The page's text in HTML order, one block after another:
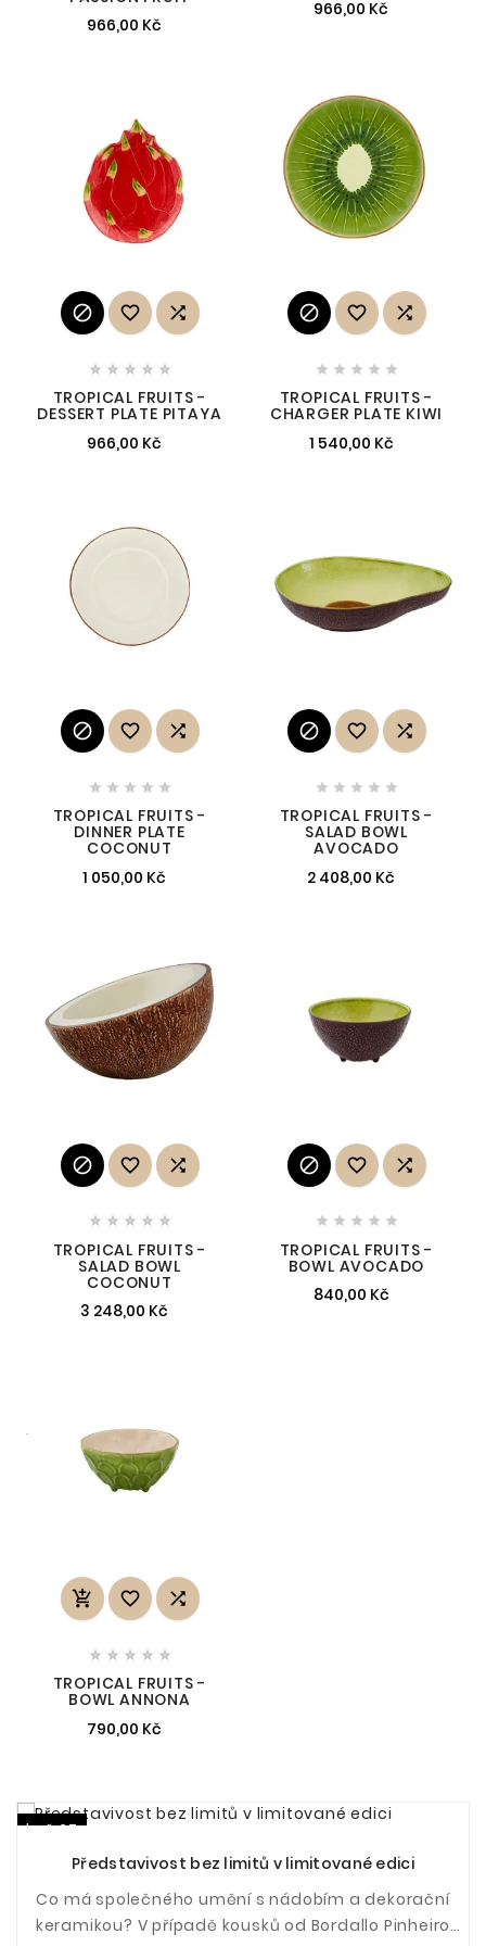
966,00 Kč
966,00 Kč
  
    
TROPICAL FRUITS -
DESSERT PLATE PITAYA
966,00 Kč
  
    
TROPICAL FRUITS -
CHARGER PLATE KIWI
1 540,00 Kč
  
    
TROPICAL FRUITS -
DINNER PLATE
COCONUT
1 050,00 Kč
  
    
TROPICAL FRUITS -
SALAD BOWL
AVOCADO
2 408,00 Kč
  
    
TROPICAL FRUITS -
SALAD BOWL
COCONUT
3 248,00 Kč
  
    
TROPICAL FRUITS -
BOWL AVOCADO
840,00 Kč
  
    
TROPICAL FRUITS -
BOWL ANNONA
790,00 Kč
kvě 27
Představivost bez limitů v limitované edici
Co má společného umění s nádobím a dekorační
keramikou? V případě kousků od Bordallo Pinheiro